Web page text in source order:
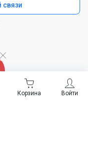
Войти
Корзина